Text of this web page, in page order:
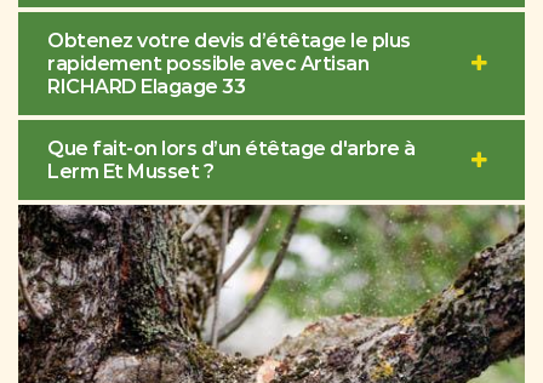
Obtenez votre devis d’étêtage le plus
rapidement possible avec Artisan
RICHARD Elagage 33
Que fait-on lors d’un étêtage d'arbre à
Lerm Et Musset ?